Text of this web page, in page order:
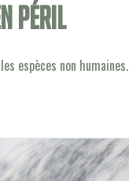
péril
espèces non humaines.